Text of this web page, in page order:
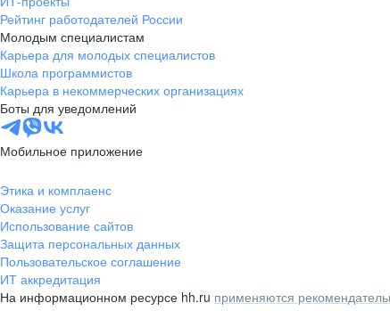
Рейтинг работодателей России
Молодым специалистам
Карьера для молодых специалистов
Школа программистов
Карьера в некоммерческих организациях
Боты для уведомлений
Мобильное приложение
Этика и комплаенс
Оказание услуг
Использование сайтов
Защита персональных данных
Пользовательское соглашение
ИТ аккредитация
На информационном ресурсе hh.ru применяются